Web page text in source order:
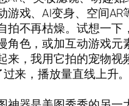
游戏、AI变身、空间AR
拍不再枯燥。试想一下
角色，或加互动游戏元
来，我用它拍的宠物视
过来，播放量直线上升。